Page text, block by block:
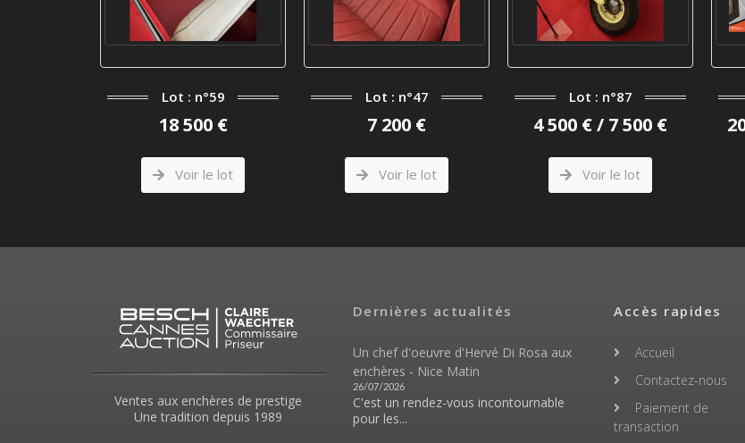
Lot : n°59
18 500 €
Voir le lot
Lot : n°47
7 200 €
Voir le lot
Lot : n°87
4 500 € / 7 500 €
Voir le lot
Ventes aux enchères de prestige
Une tradition depuis 1989
Dernières actualités
Un chef d'oeuvre d'Hervé Di Rosa aux
enchères - Nice Matin
26/07/2026
C'est un rendez-vous incontournable
pour les...
Accès rapides
Accueil
Contactez-nous
Paiement de
transaction